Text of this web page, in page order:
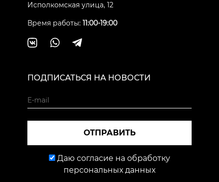
Исполкомская улица, 12
Время работы: 11:00-19:00
ПОДПИСАТЬСЯ НА НОВОСТИ
ОТПРАВИТЬ
Даю согласие на обработку
персональных данных